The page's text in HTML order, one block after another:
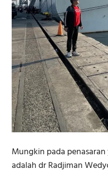
Mungkin pada
adalah dr Radjiman